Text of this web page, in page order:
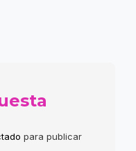
para publicar